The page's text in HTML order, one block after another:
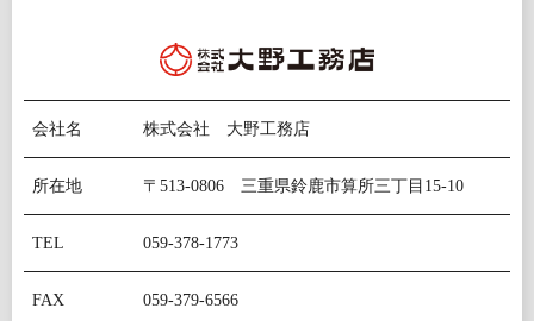
会社名 株式会社 大野工務店
所在地 〒513-0806 三重県鈴鹿市算所三丁目15-10
TEL 059-378-1773
FAX 059-379-6566